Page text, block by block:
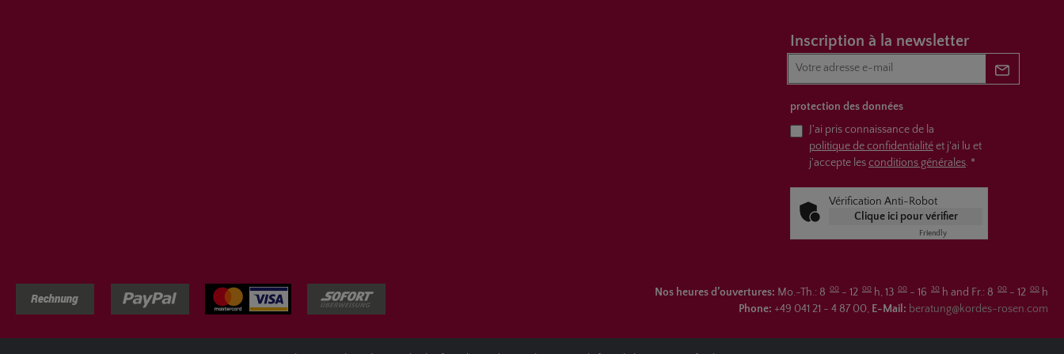
Inscription à la newsletter
Newsletter
protection des données
J'ai pris connaissance de la
politique de confidentialitéet j'ai lu et
j'accepte lesconditions générales. *
Vérification Anti-Robot
Clique ici pour vérifier
Friendly
Nos heures d’ouvertures: Mo.-Th.: 8 00 - 12 00 h, 13 00 - 16 30 h and Fr.: 8 00 - 12 00 h
Phone: +49 041 21 - 4 87 00, E-Mail: beratung@kordes-rosen.com